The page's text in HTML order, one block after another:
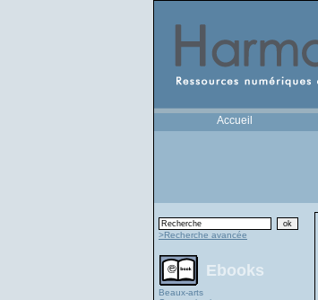
Accueil
>Recherche avancée
Ebooks
Beaux-arts